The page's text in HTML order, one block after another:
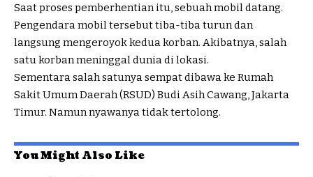
Saat proses pemberhentian itu, sebuah mobil datang.
Pengendara mobil tersebut tiba-tiba turun dan
langsung mengeroyok kedua korban. Akibatnya, salah
satu korban meninggal dunia di lokasi.
Sementara salah satunya sempat dibawa ke Rumah
Sakit Umum Daerah (RSUD) Budi Asih Cawang, Jakarta
Timur. Namun nyawanya tidak tertolong.
You Might Also Like